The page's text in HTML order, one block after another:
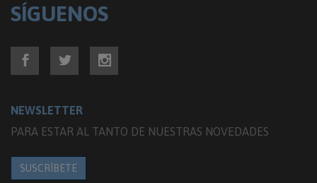
SÍGUENOS
NEWSLETTER
PARA ESTAR AL TANTO DE NUESTRAS NOVEDADES
SUSCRÍBETE